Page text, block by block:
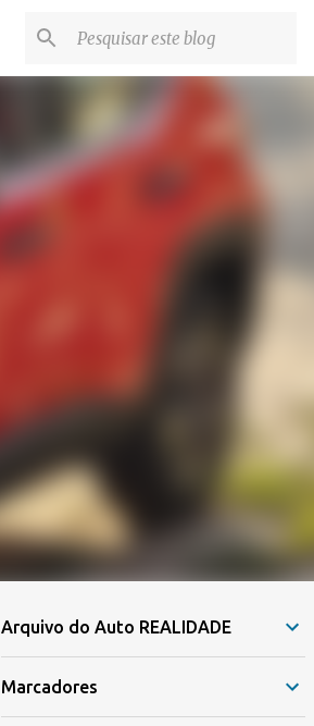
Arquivo do Auto REALIDADE
Marcadores